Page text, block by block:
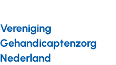
Vereniging
Gehandicaptenzorg
Nederland